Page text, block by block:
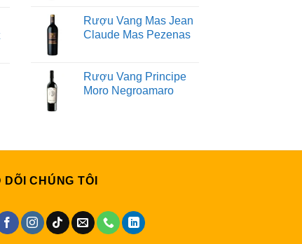
Rượu Vang Mas Jean
Claude Mas Pezenas
Rượu Vang Principe
Moro Negroamaro
DÕI CHÚNG TÔI